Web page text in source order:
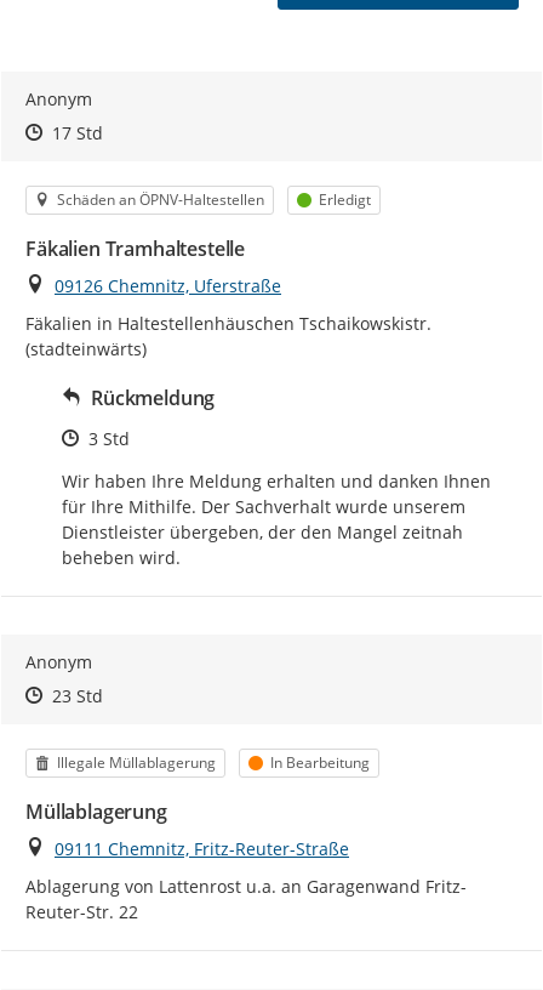
Anonym
Zeitpunkt des Erstellens
Zeitpunkt des Erstellens
17 StdZur Äußerung
Kategorie
Schäden an ÖPNV-Haltestellen Status
Erledigt
Fäkalien Tramhaltestelle
Ort
09126 Chemnitz, Uferstraße
Fäkalien in Haltestellenhäuschen Tschaikowskistr.
(stadteinwärts)
Rückmeldung
Zeitpunkt des Erstellens
3 Std
Wir haben Ihre Meldung erhalten und danken Ihnen
für Ihre Mithilfe. Der Sachverhalt wurde unserem
Dienstleister übergeben, der den Mangel zeitnah
beheben wird.
Anonym
Zeitpunkt des Erstellens
Zeitpunkt des Erstellens
23 StdZur Äußerung
Kategorie
Illegale Müllablagerung Status
In Bearbeitung
Müllablagerung
Ort
09111 Chemnitz, Fritz-Reuter-Straße
Ablagerung von Lattenrost u.a. an Garagenwand Fritz-
Reuter-Str. 22